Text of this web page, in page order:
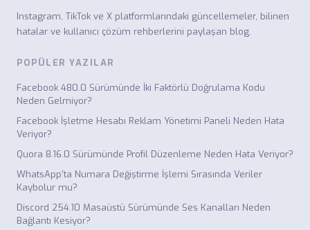
Instagram, TikTok ve X platformlarındaki güncellemeler, bilinen
hatalar ve kullanıcı çözüm rehberlerini paylaşan blog.
POPÜLER YAZILAR
Facebook 480.0 Sürümünde İki Faktörlü Doğrulama Kodu
Neden Gelmiyor?
Facebook İşletme Hesabı Reklam Yönetimi Paneli Neden Hata
Veriyor?
Quora 8.16.0 Sürümünde Profil Düzenleme Neden Hata Veriyor?
WhatsApp'ta Numara Değiştirme İşlemi Sırasında Veriler
Kaybolur mu?
Discord 254.10 Masaüstü Sürümünde Ses Kanalları Neden
Bağlantı Kesiyor?